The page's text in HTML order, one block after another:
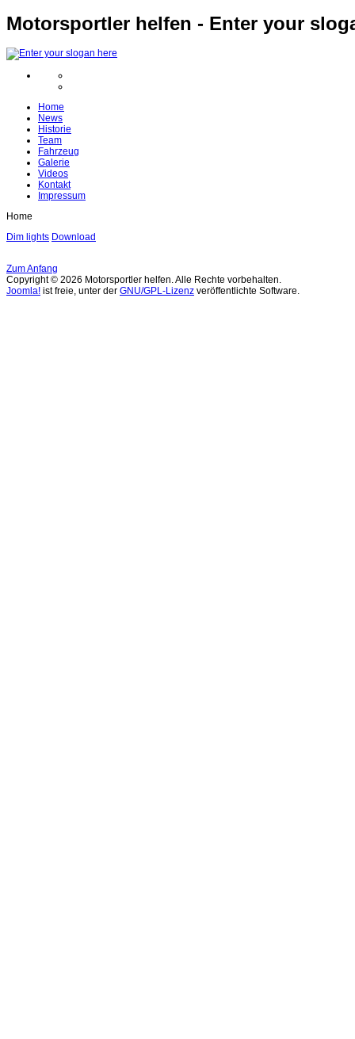
Motorsportler helfen - Enter your
Home
News
Historie
Team
Fahrzeug
Galerie
Videos
Kontakt
Impressum
Home
Dim lights Download
Zum Anfang
Copyright © 2026 Motorsportler helfen. Alle Rechte vorbehalten.
Joomla! ist freie, unter der GNU/GPL-Lizenz veröffentlichte Software.